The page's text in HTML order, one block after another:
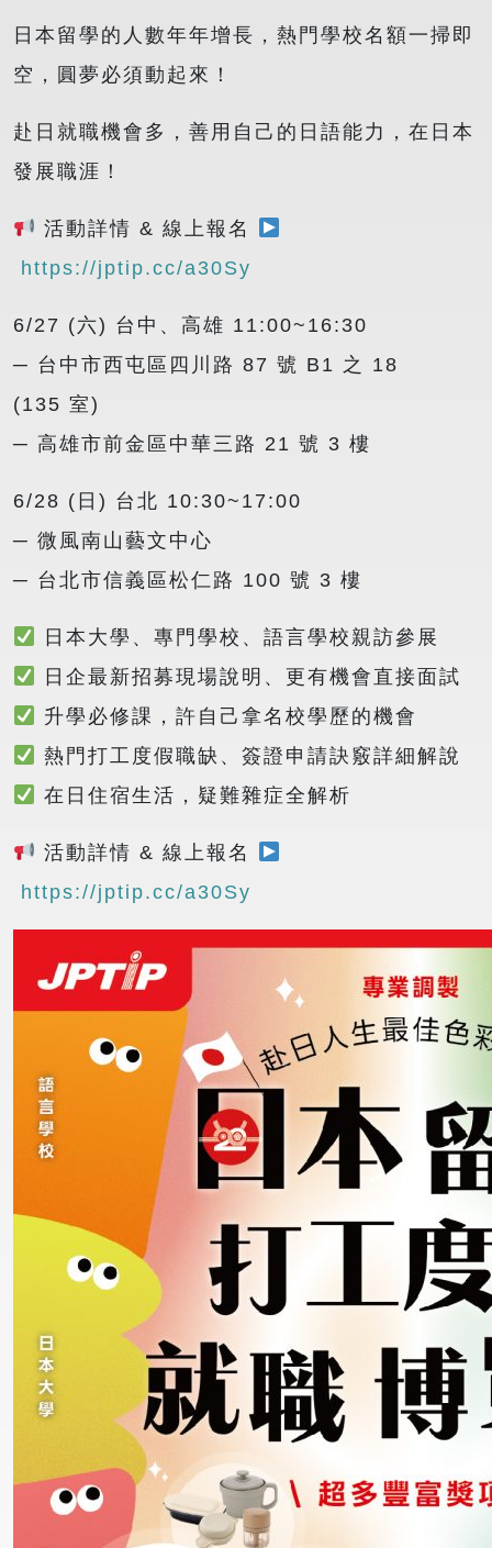
日本留學的人數年年增長，熱門學校名額一掃即
空，圓夢必須動起來！
赴日就職機會多，善用自己的日語能力，在日本
發展職涯！
活動詳情 & 線上報名
https://jptip.cc/a30Sy
6/27 (六) 台中、高雄 11:00~16:30
─ 台中市西屯區四川路 87 號 B1 之 18
(135 室)
─ 高雄市前金區中華三路 21 號 3 樓
6/28 (日) 台北 10:30~17:00
─ 微風南山藝文中心
─ 台北市信義區松仁路 100 號 3 樓
日本大學、專門學校、語言學校親訪參展
日企最新招募現場說明、更有機會直接面試
升學必修課，許自己拿名校學歷的機會
熱門打工度假職缺、簽證申請訣竅詳細解說
在日住宿生活，疑難雜症全解析
活動詳情 & 線上報名
https://jptip.cc/a30Sy